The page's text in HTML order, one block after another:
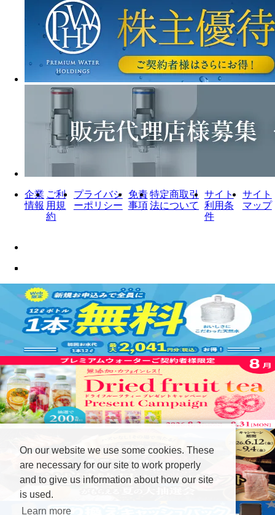
企業
情報
ご利
用規
約
プライバシ
ーポリシー
免責
事項
特定商取引
法について
サイト
利用条
件
サイト
マップ
On our website we use some cookies. These
are necessary for our site to work properly
and to give us information about how our site
is used.
Learn more